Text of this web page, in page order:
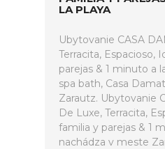
LA PLAYA
Ubytovanie CASA
Terracita, Espacioso,
parejas & 1 minuto a
spa bath, Casa
Zarautz. Ubytovanie
De Luxe, Terracita,
familia y parejas & 1
nachádza v meste